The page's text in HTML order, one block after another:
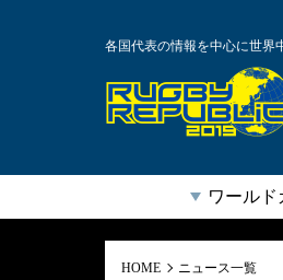
各国代表の情報を中心に世界
ワールド
HOME ニュース一覧